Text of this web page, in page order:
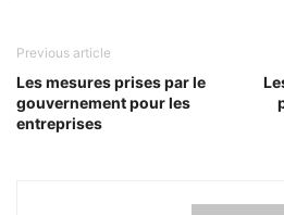
Previous article
Les mesures prises par le
gouvernement pour les
entreprises